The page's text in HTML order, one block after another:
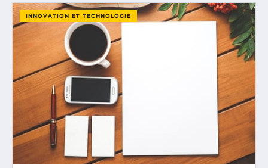
INNOVATION ET TECHNOLOGIE